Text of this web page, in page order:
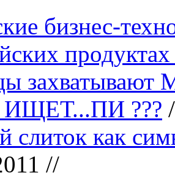
бизнес-
захватывают
ИЩЕТ...ПИ ???
слиток как
//